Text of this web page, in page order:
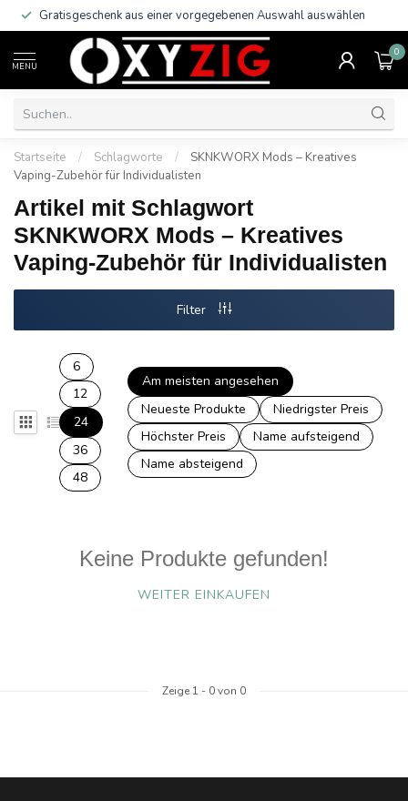
Gratisgeschenk aus einer vorgegebenen Auswahl auswählen
MENU
0
Startseite / Schlagworte /
SKNKWORX Mods – Kreatives
Vaping-Zubehör für Individualisten
Artikel mit Schlagwort
SKNKWORX Mods – Kreatives
Vaping-Zubehör für Individualisten
Filter
6
12
24
36
48
Am meisten angesehen
Neueste Produkte
Niedrigster Preis
Höchster Preis
Name aufsteigend
Name absteigend
Keine Produkte gefunden!
WEITER EINKAUFEN
Zeige 1 - 0von 0